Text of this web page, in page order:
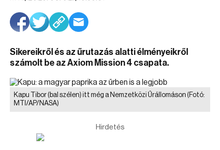
Sikereikről és az űrutazás alatti élményeikről
számolt be az Axiom Mission 4 csapata.
Kapu Tibor (bal szélen) itt még a Nemzetközi Űrállomáson (Fotó:
MTI/AP/NASA)
Hirdetés